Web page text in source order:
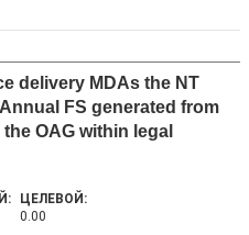
delivery MDAs the NT
FS generated from
OAG within legal
0.00